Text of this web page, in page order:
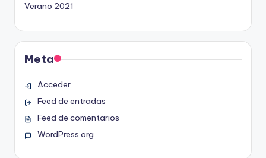
Verano 2021
Meta
Acceder
Feed de entradas
Feed de comentarios
WordPress.org